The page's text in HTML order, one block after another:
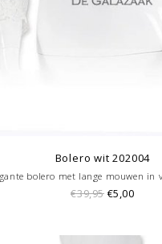
Bolero wit 202004
bolero met lange mouwen in
€39,95 €5,00